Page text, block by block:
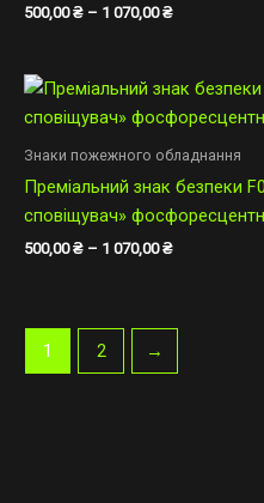
500,00₴ – 1 070,00₴
Знаки пожежного обладнання
Преміальний знак безпеки
сповіщувач»
500,00₴ – 1 070,00₴
Діапазон
від
500,00 ₴
до
1
1 2 →